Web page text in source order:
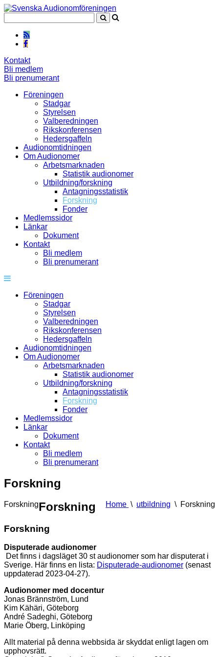
Kontakt
Bli medlem
Bli prenumerant
Föreningen
Stadgar
Styrelsen
Valberedningen
Rikskonferensen
Hedersgaffeln
Audionomtidningen
Om Audionomer
Arbetsmarknaden
Statistik audionomer
Utbildning/forskning
Antagningsstatistik
Forskning
Fonder
Medlemssidor
Länkar
Dokument
Kontakt
Bli medlem
Bli prenumerant
Föreningen
Stadgar
Styrelsen
Valberedningen
Rikskonferensen
Hedersgaffeln
Audionomtidningen
Om Audionomer
Arbetsmarknaden
Statistik audionomer
Utbildning/forskning
Antagningsstatistik
Forskning
Fonder
Medlemssidor
Länkar
Dokument
Kontakt
Bli medlem
Bli prenumerant
Forskning
Forskning Home \ utbildning \ Forskning
Forskning
Forskning
Disputerade audionomer
Det finns i dagsläget 30 st audionomer som har disputerat i
Sverige. Här finns en lista: Disputerade-audionomer (senast
uppdaterad 2023-04-27).
Audionomer med docentur
Jonas Brännström, Lund
Kim Kähäri, Göteborg
André Sadeghi, Göteborg
Marie Öberg, Linköping
Allt material på denna webbsida är skyddat enligt lagen om
upphovsrätt.